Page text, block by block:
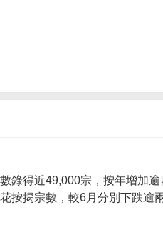
錄得近49,000宗，按年增加
按揭宗數，較6月分別下跌逾